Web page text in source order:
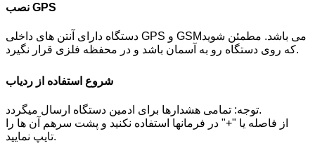
نصب GPS
دستگاه دارای آنتن های داخلی GPS و GSMمی باشد. مطمئن شوید
که روی دستگاه رو به آسمان باشد و در محفظه فلزی قرار نگیرد.
توجه: تمامی هشدارها برای ادمین دستگاه ارسال میگردد.
از فاصله یا "+" در فرمانها استفاده نکنید و پشت سرهم آن ها را
تایپ نمایید.